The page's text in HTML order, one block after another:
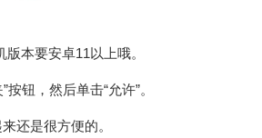
本要安卓11以上哦。
钮，然后单击“允许”。
还是很方便的。